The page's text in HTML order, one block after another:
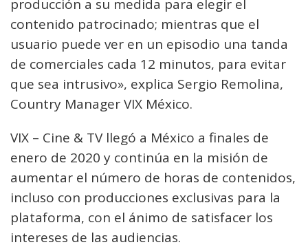
producción a su medida para elegir el
contenido patrocinado; mientras que el
usuario puede ver en un episodio una tanda
de comerciales cada 12 minutos, para evitar
que sea intrusivo», explica Sergio Remolina,
Country Manager VIX México.
VIX – Cine & TV llegó a México a finales de
enero de 2020 y continúa en la misión de
aumentar el número de horas de contenidos,
incluso con producciones exclusivas para la
plataforma, con el ánimo de satisfacer los
intereses de las audiencias.